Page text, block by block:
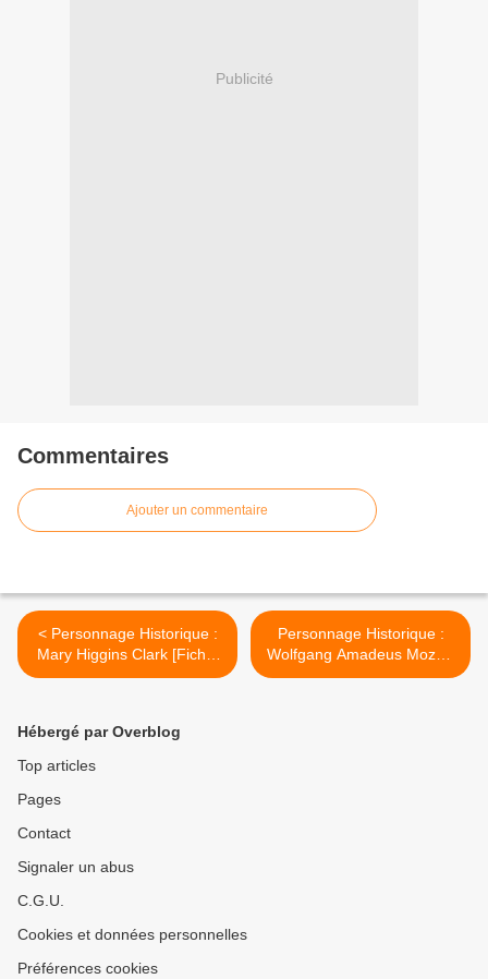
Publicité
Commentaires
Ajouter un commentaire
< Personnage Historique :
Mary Higgins Clark [Fiche]
[#86]
Personnage Historique :
Wolfgang Amadeus Mozart
[Fiche][#88] >
Hébergé par Overblog
Top articles
Pages
Contact
Signaler un abus
C.G.U.
Cookies et données personnelles
Préférences cookies